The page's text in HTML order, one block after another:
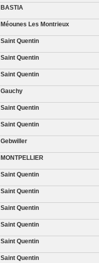
BASTIA
Méounes Les Montrieux
Saint Quentin
Saint Quentin
Saint Quentin
Gauchy
Saint Quentin
Saint Quentin
Gebwiller
MONTPELLIER
Saint Quentin
Saint Quentin
Saint Quentin
Saint Quentin
Saint Quentin
Saint Quentin